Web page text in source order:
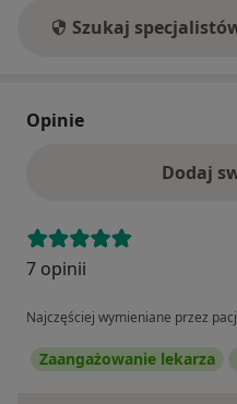
Szukaj
Opinie
Dodaj
7 opinii
Najczęściej wymieniane przez
Zaangażowanie lekarza